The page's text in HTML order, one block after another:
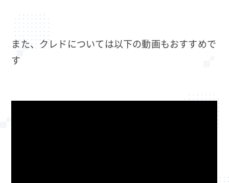
また、クレドについては以下の動画もおすすめで
す